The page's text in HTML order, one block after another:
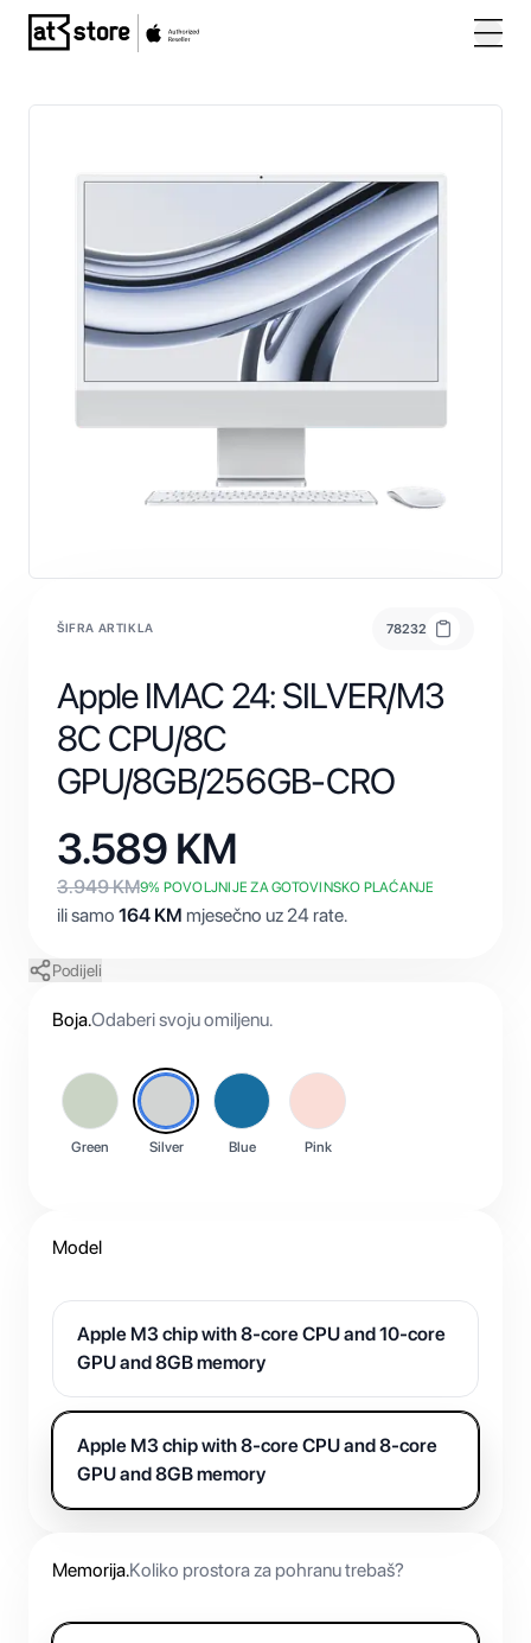
Posjetite početnu stranicu AT Store
ŠIFRA ARTIKLA 78232
Apple IMAC 24: SILVER/M3
8C CPU/8C
GPU/8GB/256GB-CRO
3.589 KM
3.949KM9% POVOLJNIJE ZA GOTOVINSKO PLAĆANJE
ili samo 164 KM mjesečno uz 24 rate.
Podijeli
Boja.Odaberi svoju omiljenu.
Green Silver Blue Pink
Model
Apple M3 chip with 8-core CPU and 10-core
GPU and 8GB memory
Apple M3 chip with 8-core CPU and 8-core
GPU and 8GB memory
Memorija.Koliko prostora za pohranu trebaš?